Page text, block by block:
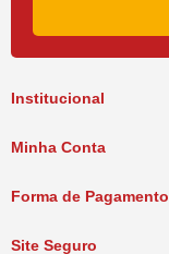
Institucional
Política de Pagamento
Política de Entrega
Minha Conta
Forma de Pagamento
Site Seguro